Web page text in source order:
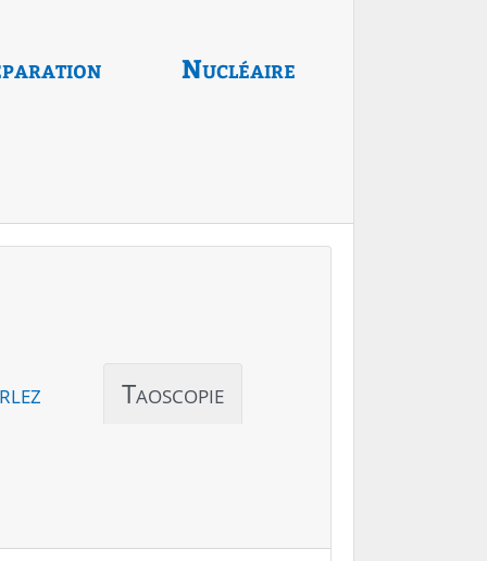
Nucléaire
Taoscopie